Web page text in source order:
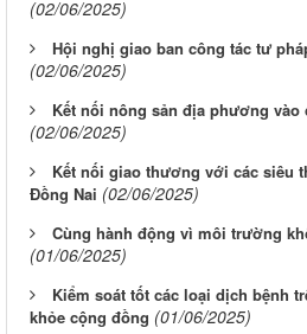
(02/06/2025)
Hội nghị giao ban công tác tư
(02/06/2025)
Kết nối nông sản địa phương vào
(02/06/2025)
Kết nối giao thương với các siêu
Đồng Nai (02/06/2025)
Cùng hành động vì môi trường
(01/06/2025)
Kiểm soát tốt các loại dịch bệnh
khỏe cộng đồng (01/06/2025)